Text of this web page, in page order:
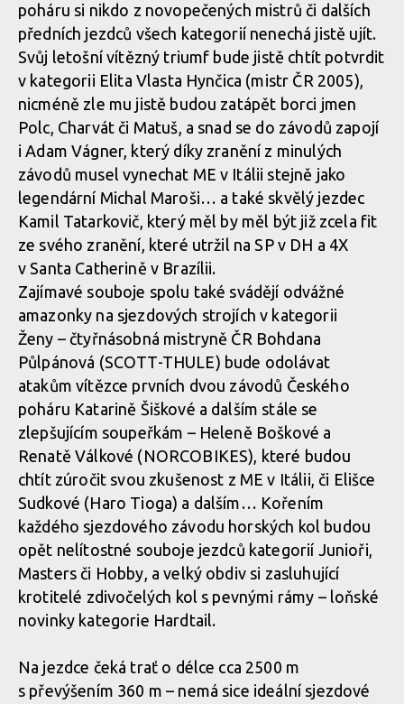
poháru si nikdo z novopečených mistrů či dalších
předních jezdců všech kategorií nenechá jistě ujít.
Svůj letošní vítězný triumf bude jistě chtít potvrdit
v kategorii Elita Vlasta Hynčica (mistr ČR 2005),
nicméně zle mu jistě budou zatápět borci jmen
Polc, Charvát či Matuš, a snad se do závodů zapojí
i Adam Vágner, který díky zranění z minulých
závodů musel vynechat ME v Itálii stejně jako
legendární Michal Maroši… a také skvělý jezdec
Kamil Tatarkovič, který měl by měl být již zcela fit
ze svého zranění, které utržil na SP v DH a 4X
v Santa Catherině v Brazílii.
Zajímavé souboje spolu také svádějí odvážné
amazonky na sjezdových strojích v kategorii
Ženy – čtyřnásobná mistryně ČR Bohdana
Půlpánová (SCOTT-THULE) bude odolávat
atakům vítězce prvních dvou závodů Českého
poháru Katarině Šiškové a dalším stále se
zlepšujícím soupeřkám – Heleně Boškové a
Renatě Válkové (NORCOBIKES), které budou
chtít zúročit svou zkušenost z ME v Itálii, či Elišce
Sudkové (Haro Tioga) a dalším… Kořením
každého sjezdového závodu horských kol budou
opět nelítostné souboje jezdců kategorií Junioři,
Masters či Hobby, a velký obdiv si zasluhující
krotitelé zdivočelých kol s pevnými rámy – loňské
novinky kategorie Hardtail.
Na jezdce čeká trať o délce cca 2500 m
s převýšením 360 m – nemá sice ideální sjezdové